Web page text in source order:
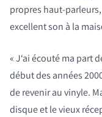
propres haut-
excellent son à la
« J‘ai écouté ma part
début des années
de revenir au vinyle.
disque et le vieux